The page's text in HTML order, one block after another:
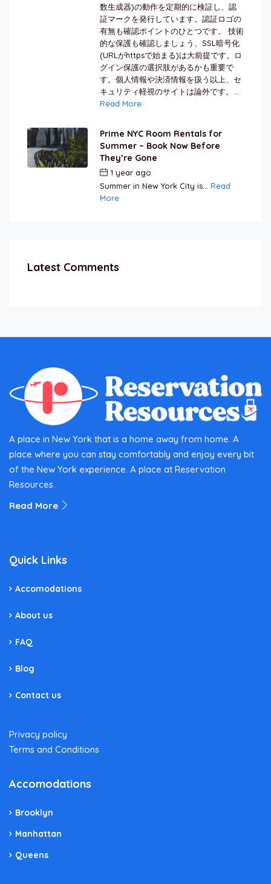
数生成器)の動作を定期的に検証し、認
証マークを発行しています。認証ロゴの
有無も確認ポイントのひとつです。 技術
的な保護も確認しましょう、SSL暗号化
(URLがhttpsで始まる)は大前提です。ロ
グイン保護の選択肢があるかも重要で
す。個人情報や決済情報を扱う以上、セ
キュリティ軽視のサイトは論外です。...
Read More
Prime NYC Room Rentals for
Summer – Book Now Before
They’re Gone
1 year ago
Summer in New York City is... Read
More
Latest Comments
A place in New York that is a home away from home. A
place where you can stay comfortably and enjoy every bit
of the New York experience. A place at Reservation
Resources.
Read More
Quick Links
Accomodations
About us
FAQ
Blog
Contact us
Privacy policy
Terms and Conditions
Accomodations
Brooklyn
Manhattan
Queens